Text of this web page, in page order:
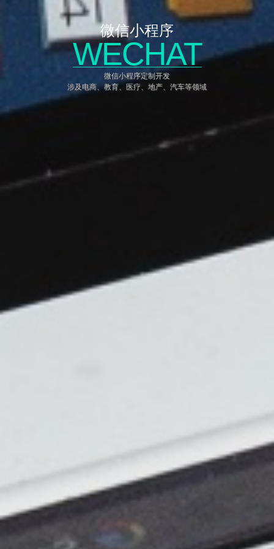
微信小程序
WECHAT
微信小程序定制开发
涉及电商、教育、医疗、地产、汽车等领域